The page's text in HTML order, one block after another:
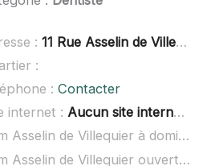
: 11 Rue Asselin de Villequier, 76930 Octeville-sur-Mer
:
: Contacter
internet : Aucun site internet connu
Scm Asselin de Villequier à domicile :
Scm Asselin de Villequier ouvert dimanche :